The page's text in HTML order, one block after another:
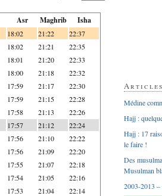
Asr Maghrib Isha
18:02 21:22 22:37
18:02 21:21 22:35
18:01 21:20 22:33
18:00 21:18 22:32
17:59 21:17 22:30
17:59 21:15 22:28
17:58 21:13 22:26
17:57 21:12 22:24
17:56 21:10 22:22
17:56 21:09 22:20
17:55 21:07 22:18
17:54 21:05 22:16
17:53 21:04 22:14
Médine
Hajj :
Hajj : 17
le faire !
Des
Musulman
2003-2013 –